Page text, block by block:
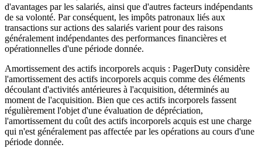
d'avantages par les salariés, ainsi que d'autres facteurs indépendants
de sa volonté. Par conséquent, les impôts patronaux liés aux
transactions sur actions des salariés varient pour des raisons
généralement indépendantes des performances financières et
opérationnelles d'une période donnée.
Amortissement des actifs incorporels acquis : PagerDuty considère
l'amortissement des actifs incorporels acquis comme des éléments
découlant d'activités antérieures à l'acquisition, déterminés au
moment de l'acquisition. Bien que ces actifs incorporels fassent
régulièrement l'objet d'une évaluation de dépréciation,
l'amortissement du coût des actifs incorporels acquis est une charge
qui n'est généralement pas affectée par les opérations au cours d'une
période donnée.